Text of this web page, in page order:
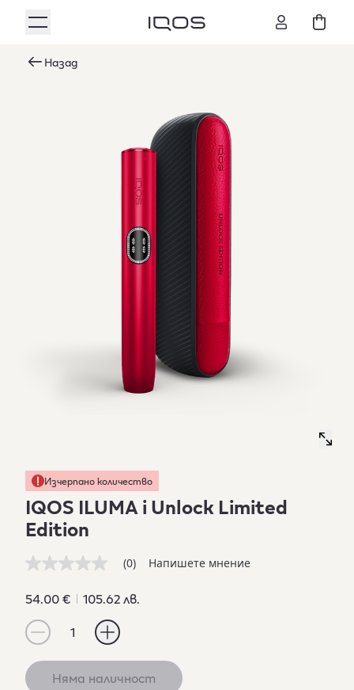
Назад
Изчерпано количество
IQOS ILUMA i Unlock Limited
Edition
Няма
на
оценка
Линк
към
същата
страница.
(0) Напишете мнение
54.00 €
105.62 лв.
1
Няма наличност